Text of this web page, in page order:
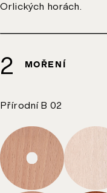
Orlických horách.
MOŘENÍ
Přírodní B 02